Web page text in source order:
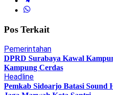
Pos Terkait
Pemerintahan
DPRD Surabaya Kawal
Kampung Cerdas
Headline
Pemkab Sidoarjo Batasi Sound